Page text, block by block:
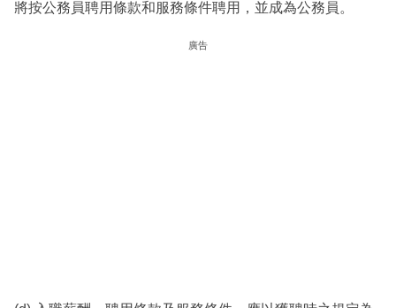
將按公務員聘用條款和服務條件聘用，並成為公務員。
廣告